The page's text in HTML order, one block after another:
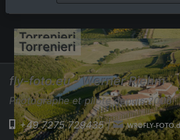
Torrenieri
Torrenieri
fly-foto.eu - Werner Riehm
Photographe et pilote depuis 2006
+49 7275 729435|